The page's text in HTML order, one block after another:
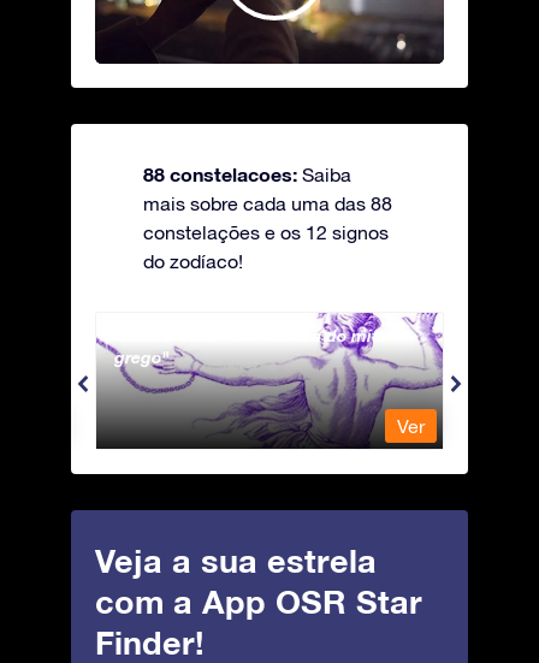
88 constelacoes: Saiba
mais sobre cada uma das 88
constelações e os 12 signos
do zodíaco!
Andromeda - A Princesa do mito
grego
Ver
Veja a sua estrela
com a App OSR Star
Finder!